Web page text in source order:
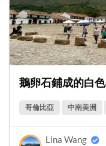
鵝卵石鋪成的白
哥倫比亞 中南美洲
Lina Wang